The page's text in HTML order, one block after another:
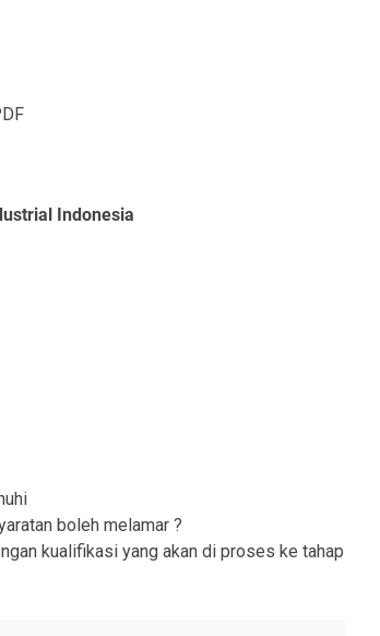
Indonesia
boleh melamar ?
kualifikasi yang akan di proses ke tahap